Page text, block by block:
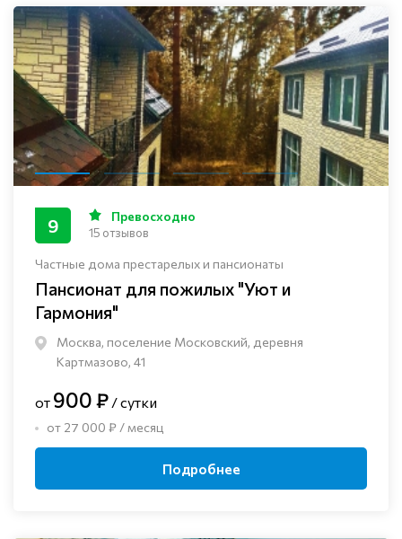
Частные дома престарелых и пансионаты
Пансионат для пожилых "Уют и
Гармония"
Москва, поселение Московский, деревня
Картмазово, 41
9 Превосходно
15 отзывов
от 900 ₽ / сутки
от 27 000 ₽ / месяц
Подробнее